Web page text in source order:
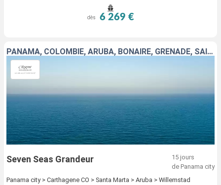
dès 6 269 €
PANAMA, COLOMBIE, ARUBA, BONAIRE, GRENADE, SAINTE-LUCIE, FRANCE, SAINT VINCENT-ET-LES-GRENADINES, ÉTATS-UNIS
Seven Seas Grandeur
15 jours
de Panama city
Panama city > Carthagene CO > Santa Marta > Aruba > Willemstad